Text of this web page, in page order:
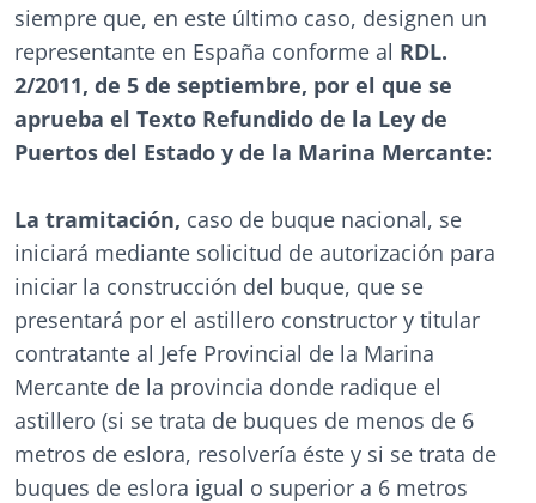
siempre que, en este último caso, designen un
representante en España conforme al RDL.
2/2011, de 5 de septiembre, por el que se
aprueba el Texto Refundido de la Ley de
Puertos del Estado y de la Marina Mercante:
La tramitación, caso de buque nacional, se
iniciará mediante solicitud de autorización para
iniciar la construcción del buque, que se
presentará por el astillero constructor y titular
contratante al Jefe Provincial de la Marina
Mercante de la provincia donde radique el
astillero (si se trata de buques de menos de 6
metros de eslora, resolvería éste y si se trata de
buques de eslora igual o superior a 6 metros